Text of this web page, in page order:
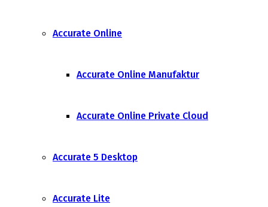
Accurate Online
Accurate Online Manufaktur
Accurate Online Private Cloud
Accurate 5 Desktop
Accurate Lite